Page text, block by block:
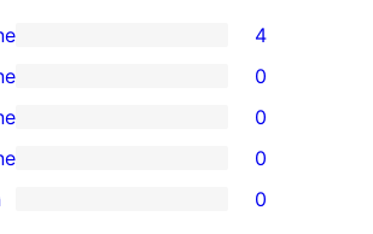
4
0
0
0
0